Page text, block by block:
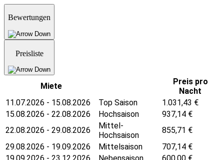
Bewertungen
Preisliste
Miete
Preis pro
Nacht
11.07.2026 - 15.08.2026
Top Saison 1.031,43 €
15.08.2026 - 22.08.2026
Hochsaison 937,14 €
22.08.2026 - 29.08.2026
Mittel-
Hochsaison
855,71 €
29.08.2026 - 19.09.2026
Mittelsaison 707,14 €